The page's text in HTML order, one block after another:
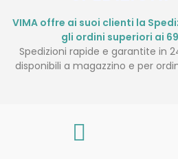
VIMA offre ai suoi clienti la
gli ordini superiori ai
Spedizioni rapide e garantite in
disponibili a magazzino e per